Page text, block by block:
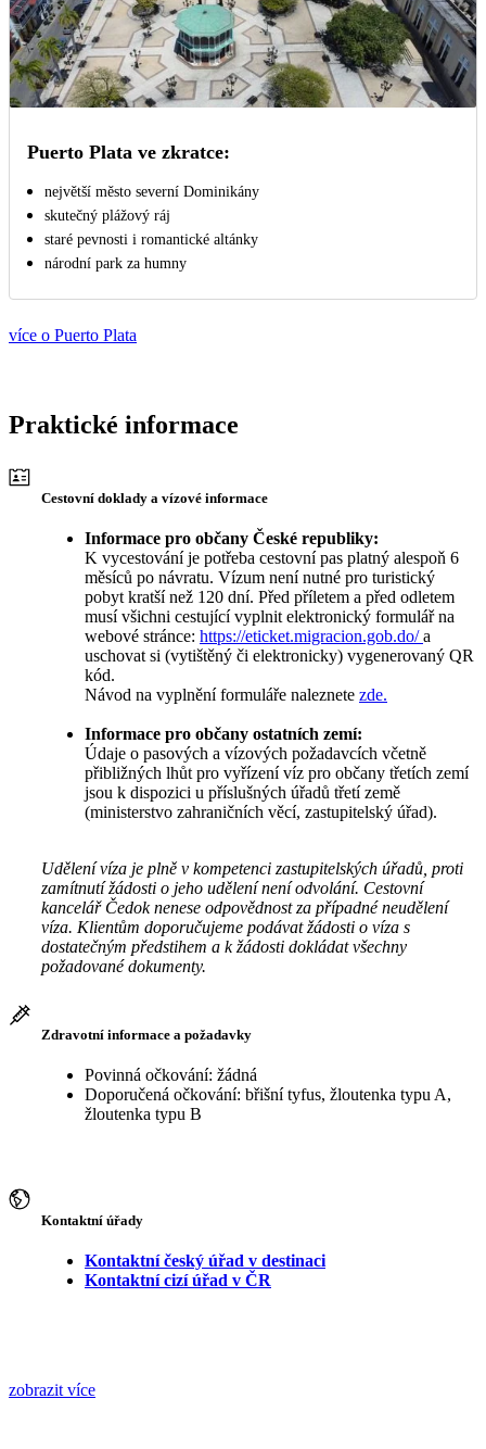
Puerto Plata ve zkratce:
největší město severní Dominikány
skutečný plážový ráj
staré pevnosti i romantické altánky
národní park za humny
více o Puerto Plata
Praktické informace
Cestovní doklady a vízové informace
Informace pro občany České republiky:
K vycestování je potřeba cestovní pas platný alespoň 6
měsíců po návratu. Vízum není nutné pro turistický
pobyt kratší než 120 dní. Před příletem a před odletem
musí všichni cestující vyplnit elektronický formulář na
webové stránce: https://eticket.migracion.gob.do/a
uschovat si (vytištěný či elektronicky) vygenerovaný QR
kód.
Návod na vyplnění formuláře naleznete zde.
Informace pro občany ostatních zemí:
Údaje o pasových a vízových požadavcích včetně
přibližných lhůt pro vyřízení víz pro občany třetích zemí
jsou k dispozici u příslušných úřadů třetí země
(ministerstvo zahraničních věcí, zastupitelský úřad).
Udělení víza je plně v kompetenci zastupitelských úřadů, proti
zamítnutí žádosti o jeho udělení není odvolání. Cestovní
kancelář Čedok nenese odpovědnost za případné neudělení
víza. Klientům doporučujeme podávat žádosti o víza s
dostatečným předstihem a k žádosti dokládat všechny
požadované dokumenty.
Zdravotní informace a požadavky
Povinná očkování: žádná
Doporučená očkování: břišní tyfus, žloutenka typu A,
žloutenka typu B
Kontaktní úřady
Kontaktní český úřad v destinaci
Kontaktní cizí úřad v ČR
zobrazit více